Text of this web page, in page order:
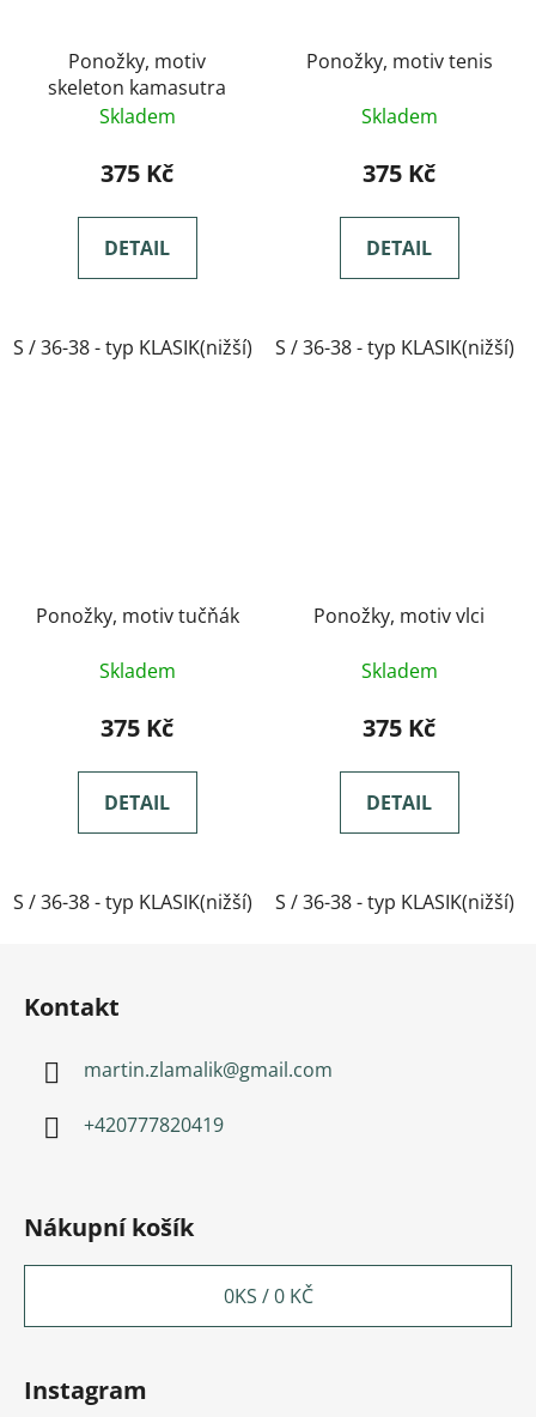
Ponožky, motiv
skeleton kamasutra
Skladem
375 Kč
DETAIL
S / 36-38 - typ KLASIK(nižší) M / 39-41- typ KLASIK(nižší)
Ponožky, motiv tenis
Skladem
375 Kč
DETAIL
S / 36-38 - typ KLASIK(nižší)
Ponožky, motiv tučňák
Skladem
375 Kč
DETAIL
S / 36-38 - typ KLASIK(nižší) M / 39-41- typ KLASIK(nižší)
Ponožky, motiv vlci
Skladem
375 Kč
DETAIL
S / 36-38 - typ KLASIK(nižší)
Kontakt
martin.zlamalik@gmail.com
+420777820419
Nákupní košík
0KS /0 KČ
Instagram